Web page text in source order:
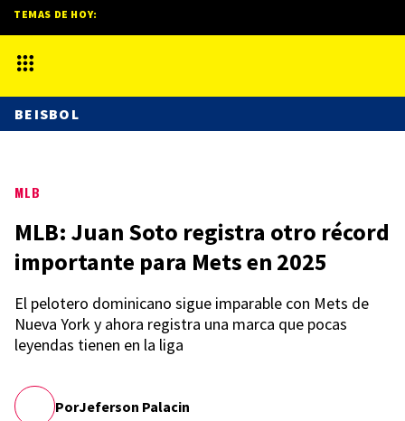
MLB
MLB: Juan Soto registra otro récord
importante para Mets en 2025
El pelotero dominicano sigue imparable con Mets de
Nueva York y ahora registra una marca que pocas
leyendas tienen en la liga
PorJeferson Palacin
TEMAS DE HOY:
BEISBOL